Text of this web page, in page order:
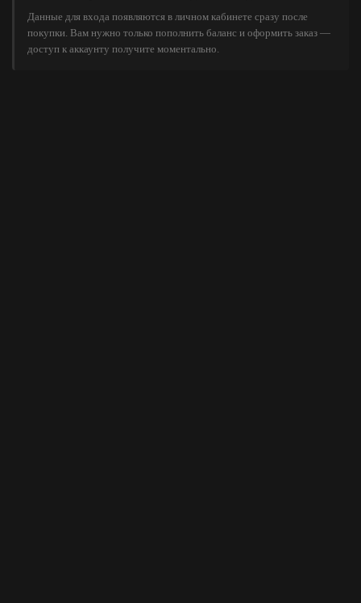
Данные для входа появляются в личном кабинете сразу после
покупки. Вам нужно только пополнить баланс и оформить заказ —
доступ к аккаунту получите моментально.